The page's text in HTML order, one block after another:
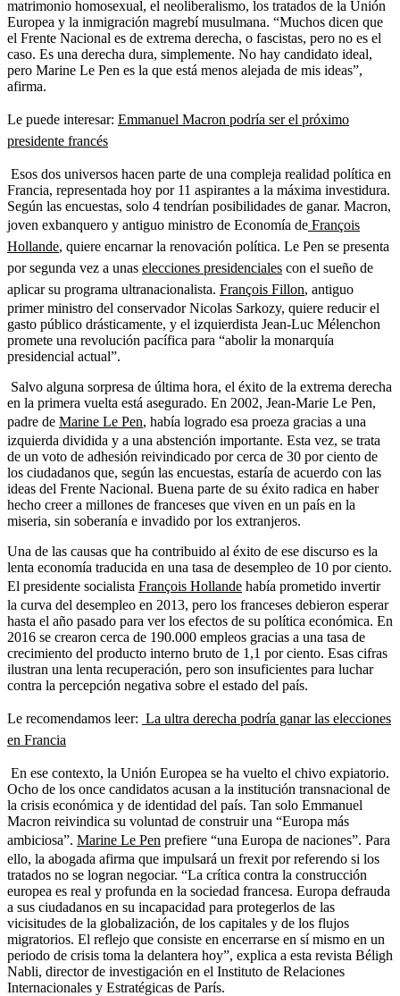
matrimonio homosexual, el neoliberalismo, los tratados de la Unión
Europea y la inmigración magrebí musulmana. “Muchos dicen que
el Frente Nacional es de extrema derecha, o fascistas, pero no es el
caso. Es una derecha dura, simplemente. No hay candidato ideal,
pero Marine Le Pen es la que está menos alejada de mis ideas”,
afirma.
Le puede interesar: Emmanuel Macron podría ser el próximo
presidente francés
Esos dos universos hacen parte de una compleja realidad política en
Francia, representada hoy por 11 aspirantes a la máxima investidura.
Según las encuestas, solo 4 tendrían posibilidades de ganar. Macron,
joven exbanquero y antiguo ministro de Economía de François
Hollande, quiere encarnar la renovación política. Le Pen se presenta
por segunda vez a unas elecciones presidenciales con el sueño de
aplicar su programa ultranacionalista. François Fillon, antiguo
primer ministro del conservador Nicolas Sarkozy, quiere reducir el
gasto público drásticamente, y el izquierdista Jean-Luc Mélenchon
promete una revolución pacífica para “abolir la monarquía
presidencial actual”.
Salvo alguna sorpresa de última hora, el éxito de la extrema derecha
en la primera vuelta está asegurado. En 2002, Jean-Marie Le Pen,
padre de Marine Le Pen, había logrado esa proeza gracias a una
izquierda dividida y a una abstención importante. Esta vez, se trata
de un voto de adhesión reivindicado por cerca de 30 por ciento de
los ciudadanos que, según las encuestas, estaría de acuerdo con las
ideas del Frente Nacional. Buena parte de su éxito radica en haber
hecho creer a millones de franceses que viven en un país en la
miseria, sin soberanía e invadido por los extranjeros.
Una de las causas que ha contribuido al éxito de ese discurso es la
lenta economía traducida en una tasa de desempleo de 10 por ciento.
El presidente socialista François Hollande había prometido invertir
la curva del desempleo en 2013, pero los franceses debieron esperar
hasta el año pasado para ver los efectos de su política económica. En
2016 se crearon cerca de 190.000 empleos gracias a una tasa de
crecimiento del producto interno bruto de 1,1 por ciento. Esas cifras
ilustran una lenta recuperación, pero son insuficientes para luchar
contra la percepción negativa sobre el estado del país.
Le recomendamos leer: La ultra derecha podría ganar las elecciones
en Francia
En ese contexto, la Unión Europea se ha vuelto el chivo expiatorio.
Ocho de los once candidatos acusan a la institución transnacional de
la crisis económica y de identidad del país. Tan solo Emmanuel
Macron reivindica su voluntad de construir una “Europa más
ambiciosa”. Marine Le Pen prefiere “una Europa de naciones”. Para
ello, la abogada afirma que impulsará un frexit por referendo si los
tratados no se logran negociar. “La crítica contra la construcción
europea es real y profunda en la sociedad francesa. Europa defrauda
a sus ciudadanos en su incapacidad para protegerlos de las
vicisitudes de la globalización, de los capitales y de los flujos
migratorios. El reflejo que consiste en encerrarse en sí mismo en un
periodo de crisis toma la delantera hoy”, explica a esta revista Béligh
Nabli, director de investigación en el Instituto de Relaciones
Internacionales y Estratégicas de París.